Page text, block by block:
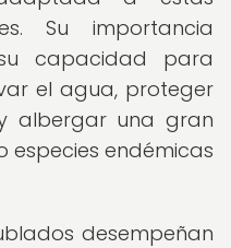
Su importancia
capacidad para
el agua, proteger
albergar una gran
especies endémicas
desempeñan